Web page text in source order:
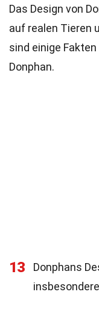
Das Design von
auf realen Tieren
sind einige
Donphan.
13
Donphans